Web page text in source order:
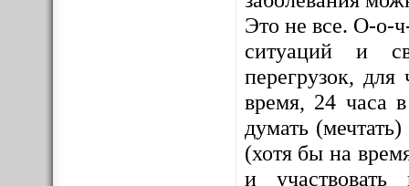
Это не все. О-о-
ситуаций и
перегрузок, для
время, 24 часа
думать
(хотя бы на
и участвовать